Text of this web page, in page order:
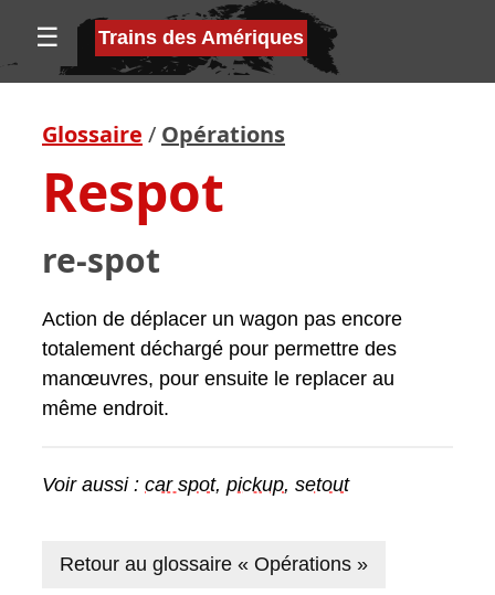
☰ Trains des Amériques
Glossaire / Opérations
Respot
re-spot
Action de déplacer un wagon pas encore
totalement déchargé pour permettre des
manœuvres, pour ensuite le replacer au
même endroit.
Voir aussi : car spot, pickup, setout
Retour au glossaire « Opérations »